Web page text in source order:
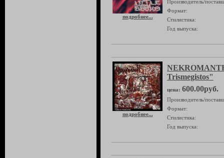
подробнее...
Производитель/
Формат:
Стилистика:
Год выпуска:
подробнее...
Trismegistos"
цена: 600.00руб.
Производитель/
Формат:
Стилистика:
Год выпуска: